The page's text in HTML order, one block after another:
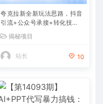
夸克拉新全新玩法思路，抖音
引流+公众号承接+转化技
巧，两条视频46w播放 变现7
000+
揭秘项目
站长 10